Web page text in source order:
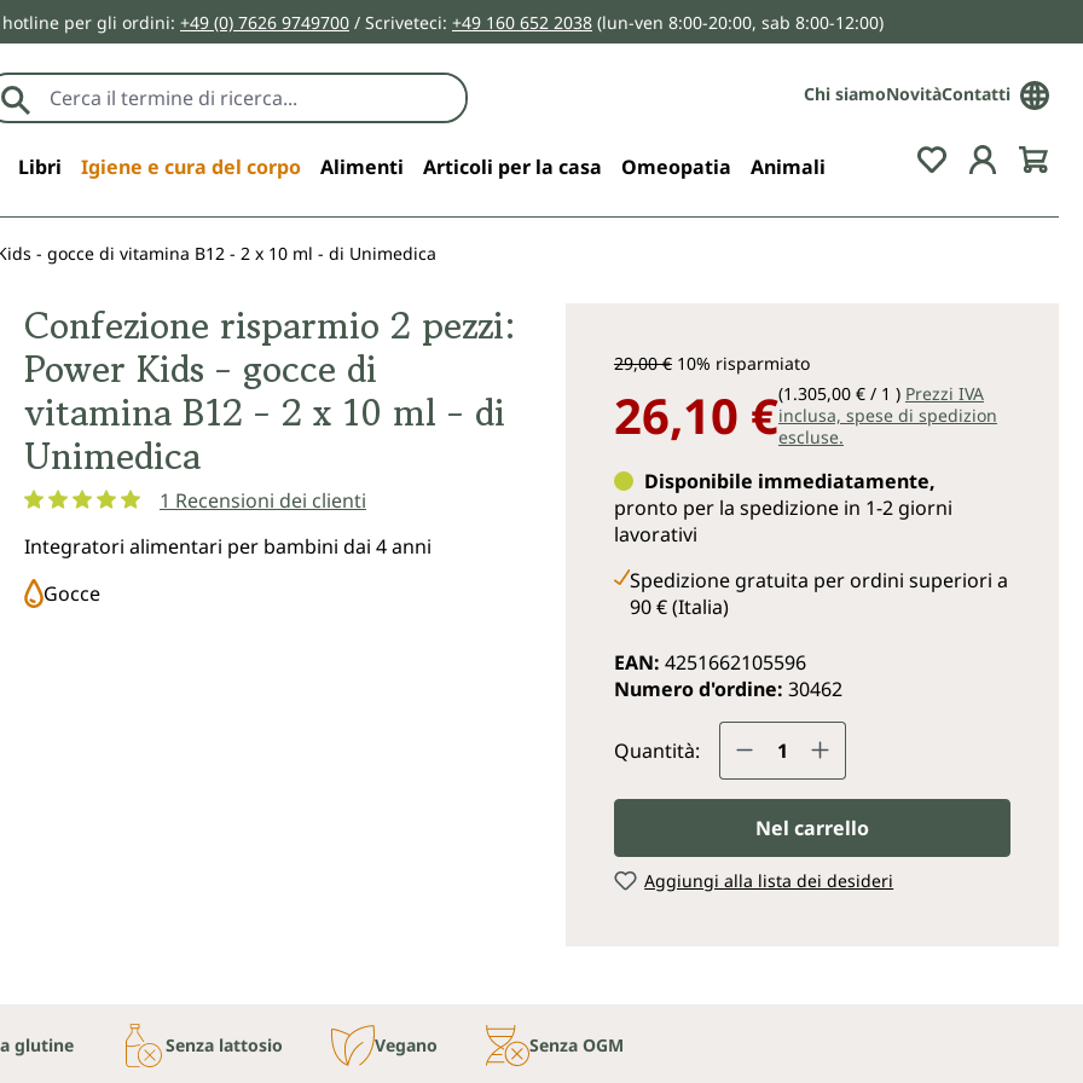
per gli ordini: +49 (0) 7626 9749700 / Scriveteci: +49 160 652 2038 (lun-ven 8:00-20:00, sab 8:00-12:00)
Chi siamoNovitàContatti
Libri Igiene e cura del corpo Alimenti Articoli per la casa Omeopatia Animali You have 0
- gocce di vitamina B12 - 2 x 10 ml - di Unimedica
Confezione risparmio 2 pezzi:
Power Kids - gocce di
vitamina B12 - 2 x 10 ml - di
Unimedica
1 Recensioni dei clienti
Integratori alimentari per bambini dai 4 anni
Gocce
29,00 € 10% risparmiato
26,10 €(1.305,00 € / 1 ) Prezzi IVA
inclusa, spese di spedizion
escluse.
Disponibile immediatamente,
pronto per la spedizione in 1-2 giorni
lavorativi
Spedizione gratuita per ordini superiori a
90 € (Italia)
EAN: 4251662105596
Numero d'ordine: 30462
Quantità: Quantità del prodotto:
Nel carrello
Aggiungi alla lista dei desideri
glutine Senza lattosio Vegano Senza OGM